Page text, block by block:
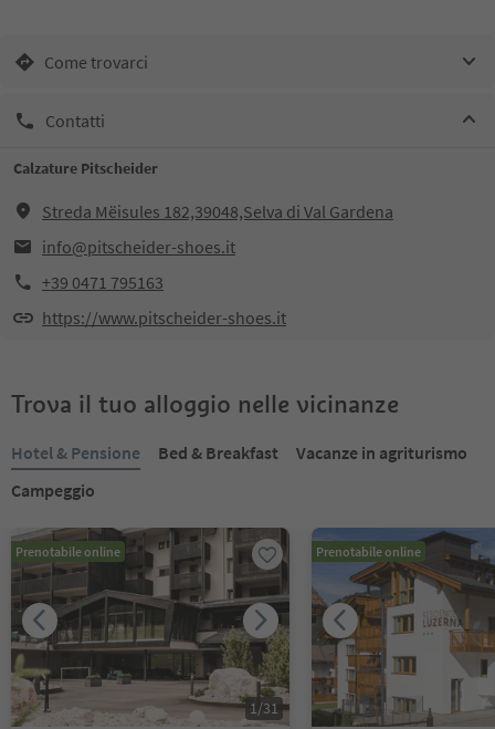
Come trovarci
Contatti
Calzature Pitscheider
Streda Mëisules 182,39048,Selva di Val Gardena
info@pitscheider-shoes.it
+39 0471 795163
https://www.pitscheider-shoes.it
Trova il tuo alloggio nelle vicinanze
Hotel & Pensione Bed & Breakfast
Vacanze in agriturismo
Campeggio
Prenotabile online
1/31
Prenotabile online